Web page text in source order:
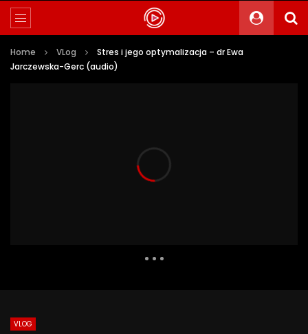
Home VLog
Stres i jego optymalizacja – dr Ewa
Jarczewska-Gerc (audio)
VLOG